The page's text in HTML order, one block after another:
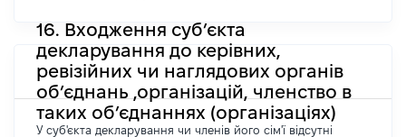
16. Входження суб’єкта
декларування до керівних,
ревізійних чи наглядових органів
об’єднань ,організацій, членство в
таких об’єднаннях (організаціях)
У суб'єкта декларування чи членів його сім'ї відсутні